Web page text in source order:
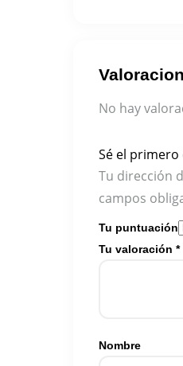
No hay
Sé el primero
Tu dirección
campos
Tu puntuación
Tu valoración *
Nombre